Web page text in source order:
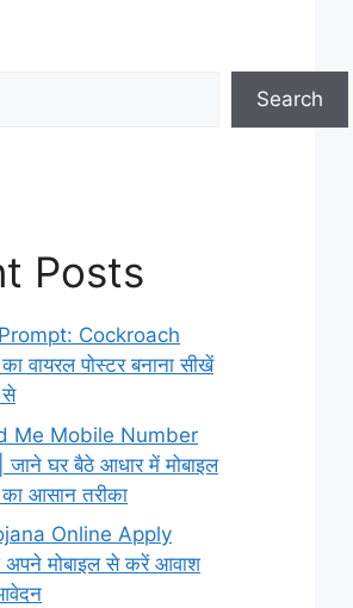
Search
Posts
Cockroach
वायरल पोस्टर बनाना सीखें
से
Me Mobile Number
घर बैठे आधार में मोबाइल
आसान तरीका
Online Apply
मोबाइल से करें आवाश